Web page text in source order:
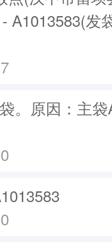
A1013583(发
。原因：主